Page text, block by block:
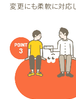
変更にも柔軟に対応